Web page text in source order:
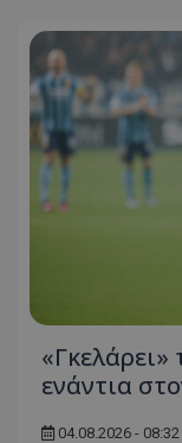
ενάντια
04.08.2026 - 08:32